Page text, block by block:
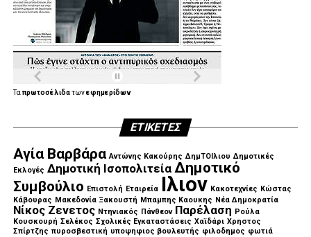
Ταπρωτοσέλιδατωνεφημερίδων
ΕΤΙΚΈΤΕΣ
Αγία Βαρβάρα Αντώνης Κακούρης ΔημΤΟΙλιου Δημοτικές
Εκλογές Δημοτική Ισοπολιτεία Δημοτικό
Συμβούλιο Επιστολή Εταιρεία Ιλιον Κακοτεχνίες Κώστας
Κάβουρας Μακεδονία Ξακουστή Μπαμπης Καουκης Νέα Δημοκρατία
Νίκος Ζενετος Ντηνιακός Πάνθεον Παρέλαση Ρούλα
Κουσκουρή Σελέκος Σχολικές Εγκαταστάσεις Χαϊδάρι Χρηστος
Σπίρτζης πυροσβεστική υποψηφιος βουλευτής φιλοδημος φωτιά